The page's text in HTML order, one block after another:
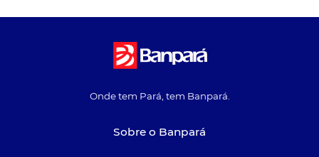
Onde tem Pará, tem Banpará.
Sobre o Banpará